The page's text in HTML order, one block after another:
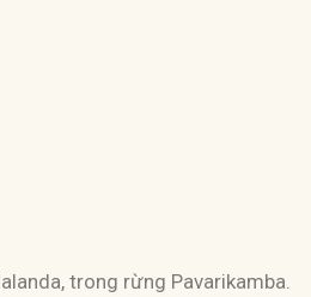
trong rừng Pavarikamba.